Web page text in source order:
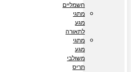
חשמליים
מתגי
מגע
לתאורה
מתגי
מגע
משולבי
תריס